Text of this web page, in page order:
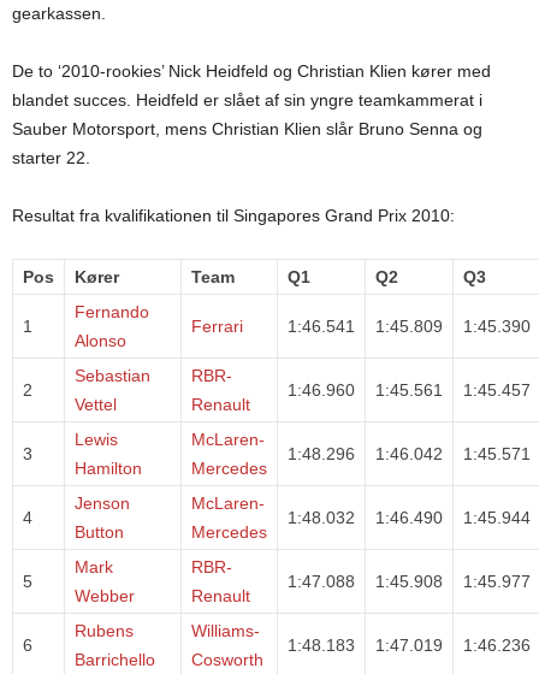
gearkassen.
De to ‘2010-rookies’ Nick Heidfeld og Christian Klien kører med
blandet succes. Heidfeld er slået af sin yngre teamkammerat i
Sauber Motorsport, mens Christian Klien slår Bruno Senna og
starter 22.
Resultat fra kvalifikationen til Singapores Grand Prix 2010:
Pos Kører Team Q1 Q2 Q3
1
Fernando
Alonso
Ferrari 1:46.541 1:45.809 1:45.390
2
Sebastian
Vettel
RBR-
Renault
1:46.960 1:45.561 1:45.457
3
Lewis
Hamilton
McLaren-
Mercedes
1:48.296 1:46.042 1:45.571
4
Jenson
Button
McLaren-
Mercedes
1:48.032 1:46.490 1:45.944
5
Mark
Webber
RBR-
Renault
1:47.088 1:45.908 1:45.977
6
Rubens
Barrichello
Williams-
Cosworth
1:48.183 1:47.019 1:46.236